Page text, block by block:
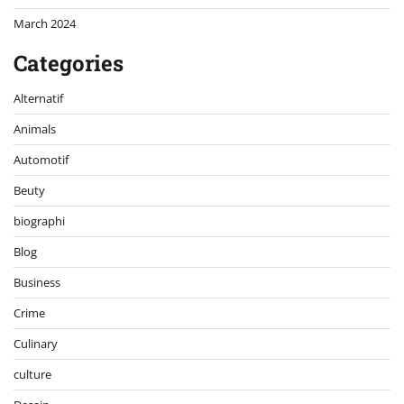
March 2024
Categories
Alternatif
Animals
Automotif
Beuty
biographi
Blog
Business
Crime
Culinary
culture